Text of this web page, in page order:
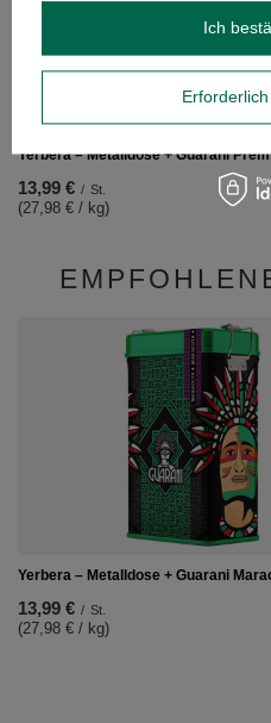
Yerbera – Metalldose + Guarani
13,99 € / St.
(27,98 € / kg)
Yerbera – Metalldose + Guarani
13,99 € / St.
(27,98 € / kg)
Ich